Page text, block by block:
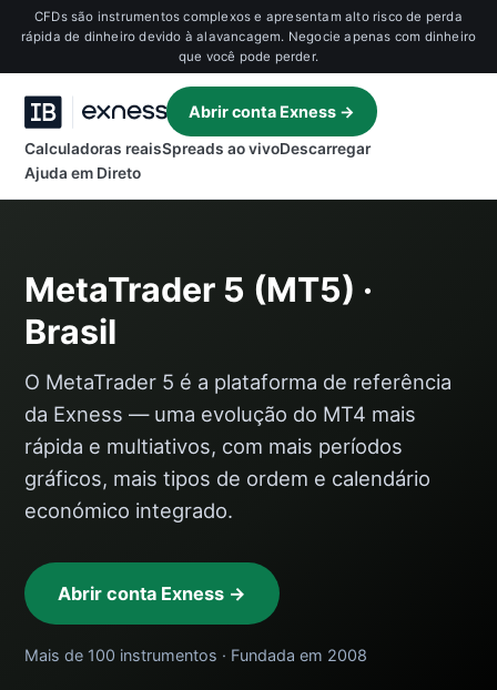
CFDs são instrumentos complexos e apresentam alto risco de perda
rápida de dinheiro devido à alavancagem. Negocie apenas com dinheiro
que você pode perder.
Calculadoras reaisSpreads ao vivoDescarregar
Ajuda em Direto
Abrir conta Exness →
MetaTrader 5 (MT5) ·
Brasil
O MetaTrader 5 é a plataforma de referência
da Exness — uma evolução do MT4 mais
rápida e multiativos, com mais períodos
gráficos, mais tipos de ordem e calendário
económico integrado.
Abrir conta Exness →
Mais de 100 instrumentos · Fundada em 2008